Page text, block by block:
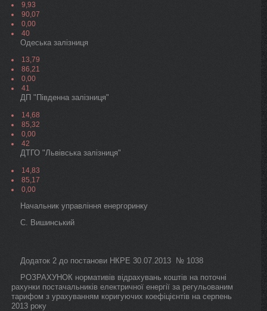
9,93
90,07
0,00
40
Одеська залізниця
13,79
86,21
0,00
41
ДП "Південна залізниця"
14,68
85,32
0,00
42
ДТГО "Львівська залізниця"
14,83
85,17
0,00
Начальник управління енергоринку
С. Вишинський
Додаток 2 до постанови НКРЕ 30.07.2013 № 1038
РОЗРАХУНОК нормативів відрахувань коштів на поточні
рахунки постачальників електричної енергії за регульованим
тарифом з урахуванням коригуючих коефіцієнтів на серпень
2013 року